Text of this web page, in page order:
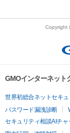
Copyright
GMOインターネット
世界初総合ネットセキュ
パスワード漏洩診断
セキュリティ相談AIチャ